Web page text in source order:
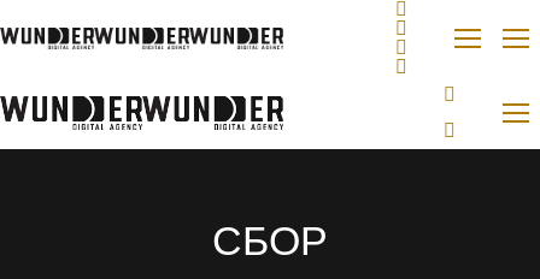
СБОР